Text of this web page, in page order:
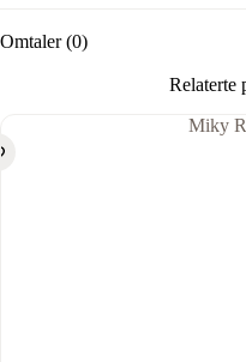
Omtaler (0)
Relaterte